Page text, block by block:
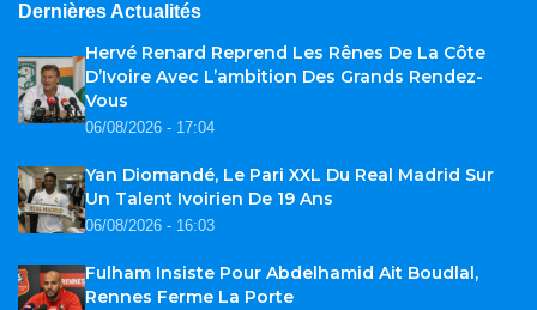
Dernières Actualités
Hervé Renard Reprend Les Rênes De La Côte
D’Ivoire Avec L’ambition Des Grands Rendez-
Vous
06/08/2026 - 17:04
Yan Diomandé, Le Pari XXL Du Real Madrid Sur
Un Talent Ivoirien De 19 Ans
06/08/2026 - 16:03
Fulham Insiste Pour Abdelhamid Ait Boudlal,
Rennes Ferme La Porte